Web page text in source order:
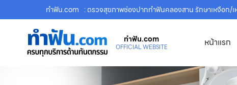
ทําฟัน.com : ตรวจสุขภาพช่องปากทำฟันคลองสาน รักษาเหงือ
ทําฟัน.com
OFFICIAL WEBSITE หน้าแรก